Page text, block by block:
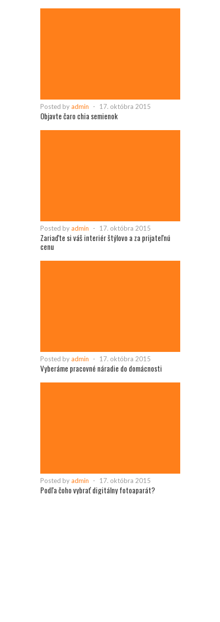
Posted byadmin - 17. októbra 2015
Objavte čaro chia semienok
Posted byadmin - 17. októbra 2015
Zariaďte si váš interiér štýlovo a za prijateľnú
cenu
Posted byadmin - 17. októbra 2015
Vyberáme pracovné náradie do domácnosti
Posted byadmin - 17. októbra 2015
Podľa čoho vybrať digitálny fotoaparát?